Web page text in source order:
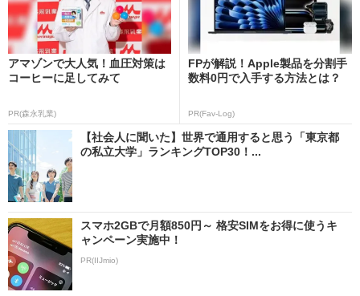
アマゾンで大人気！血圧対策は
コーヒーに足してみて
PR(森永乳業)
FPが解説！Apple製品を分割手
数料0円で入手する方法とは？
PR(Fav-Log)
【社会人に聞いた】世界で通用すると思う「東京都
の私立大学」ランキングTOP30！...
スマホ2GBで月額850円～ 格安SIMをお得に使うキ
ャンペーン実施中！
PR(IIJmio)